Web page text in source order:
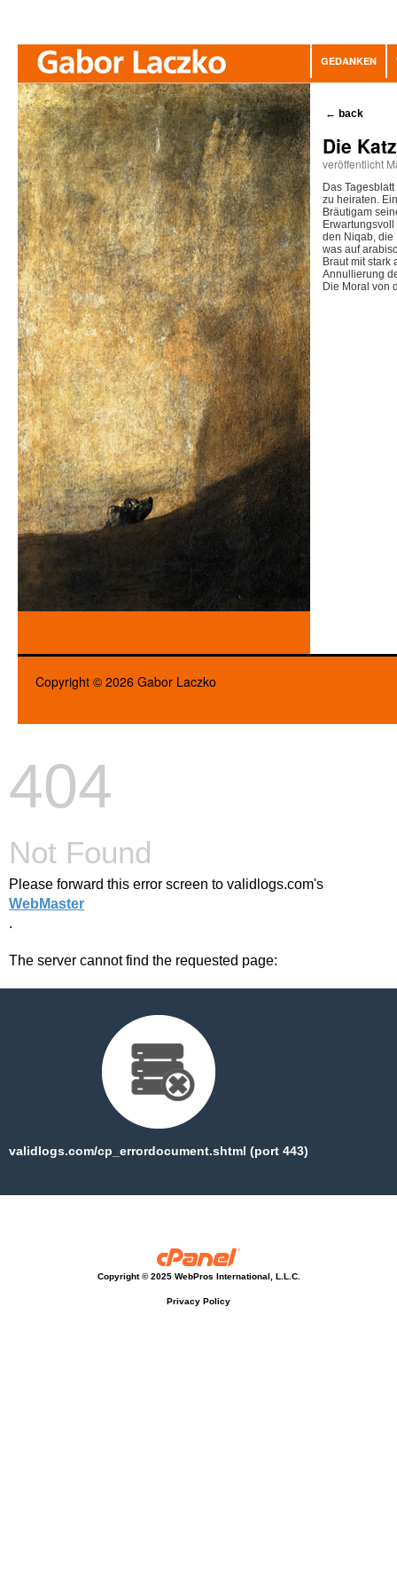
GEDANKEN
← back
Die
veröffentlicht
Das
zu heiraten.
Bräutigam
den Niqab, die
was auf
Braut mit stark
Annullierung
Die Moral von
Copyright © 2026 Gabor Laczko
404
Not Found
Please forward this error screen to validlogs.com's
WebMaster
.
The server cannot find the requested page:
validlogs.com/cp_errordocument.shtml (port 443)
Copyright © 2025 WebPros International, L.L.C.
Privacy Policy